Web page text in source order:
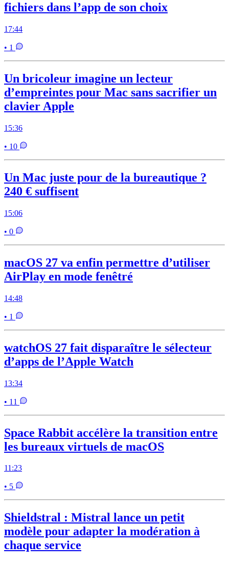
fichiers dans l’app de son choix
17:44
• 1
Un bricoleur imagine un lecteur
d’empreintes pour Mac sans sacrifier un
clavier Apple
15:36
• 10
Un Mac juste pour de la bureautique ?
240 € suffisent
15:06
• 0
macOS 27 va enfin permettre d’utiliser
AirPlay en mode fenêtré
14:48
• 1
watchOS 27 fait disparaître le sélecteur
d’apps de l’Apple Watch
13:34
• 11
Space Rabbit accélère la transition entre
les bureaux virtuels de macOS
11:23
• 5
Shieldstral : Mistral lance un petit
modèle pour adapter la modération à
chaque service